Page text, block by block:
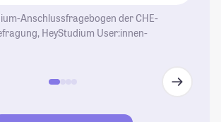
Anschlussfragebogen der CHE-
HeyStudium User:innen-